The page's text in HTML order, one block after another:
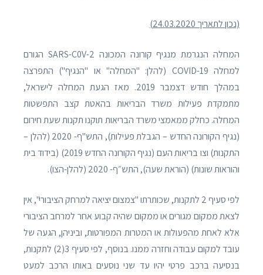
(נכון לתאריך 24.03.2020)
המחלה הנגרמת מנגיף קורונה המכונה 2-SARS-C0V הגורם
למחלה 19-COVID (להלן: "המחלה" או "הנגיף") התפרצה
במהלך חודש דצמבר 2019. מאז הגעת המחלה לישראל,
מתמקדת פעילות משרד הבריאות בהאטת קצב התפשטות
המחלה. כחלק ממאמצי משרד הבריאות תוקנו תקנות שעת חירום
(נגיף הקורונה החדש – הגבלת פעילות), התש"ף- 2020 (להלן –
התקנות) וצו בריאות העם (נגיף הקורונה החדש 2019) (בידוד בית
והוראות שונות) (הוראת שעה), התש״ף- 2020 (להלן-הצו).
לפי סעיף 2 לתקנות, שכותרתו "צמצום יציאה למרחק הציבורי", אין
לצאת ממקום מגורים או ממקום שהיה קבוע אחר למרחב הציבורי
אלא לאחת מהפעולות או המטרות המפורטות, וביניהן, הגעה של
עובד למקום עבודה וחזרה ממנו. בנוסף, לפי סעיף 3(2) לתקנות,
בנסיעה ברכב פרטי יהיו עד שני נוסעים באותו הרכב למעט